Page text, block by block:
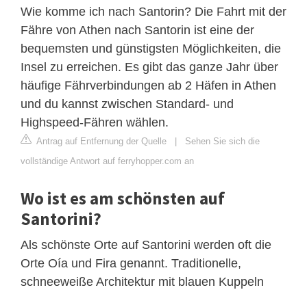
Wie komme ich nach Santorin? Die Fahrt mit der
Fähre von Athen nach Santorin ist eine der
bequemsten und günstigsten Möglichkeiten, die
Insel zu erreichen. Es gibt das ganze Jahr über
häufige Fährverbindungen ab 2 Häfen in Athen
und du kannst zwischen Standard- und
Highspeed-Fähren wählen.
Antrag auf Entfernung der Quelle | Sehen Sie sich die
vollständige Antwort auf ferryhopper.com an
Wo ist es am schönsten auf
Santorini?
Als schönste Orte auf Santorini werden oft die
Orte Oía und Fira genannt. Traditionelle,
schneeweiße Architektur mit blauen Kuppeln